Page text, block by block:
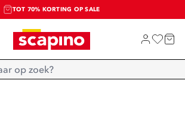
TOT 70% KORTING OP SALE
SALE: LAATSTE KANS!
SHOP NIEUW
Home